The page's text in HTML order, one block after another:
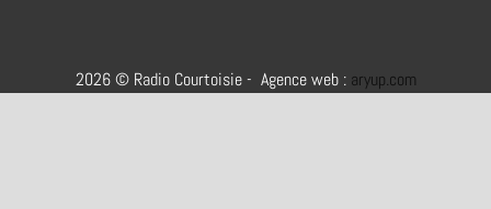
2026 © Radio Courtoisie - Agence web : aryup.com